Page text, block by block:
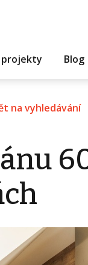
projekty Blog
na vyhledávání